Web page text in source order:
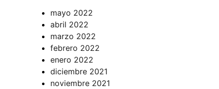
mayo 2022
abril 2022
marzo 2022
febrero 2022
enero 2022
diciembre 2021
noviembre 2021